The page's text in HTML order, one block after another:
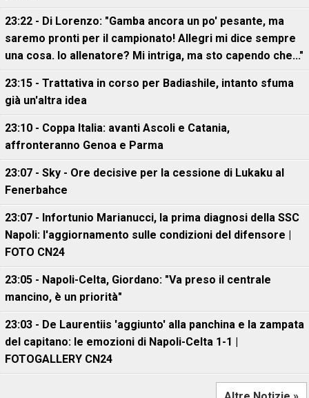
23:22 - Di Lorenzo: "Gamba ancora un po' pesante, ma
saremo pronti per il campionato! Allegri mi dice sempre
una cosa. Io allenatore? Mi intriga, ma sto capendo che..."
23:15 - Trattativa in corso per Badiashile, intanto sfuma
già un'altra idea
23:10 - Coppa Italia: avanti Ascoli e Catania,
affronteranno Genoa e Parma
23:07 - Sky - Ore decisive per la cessione di Lukaku al
Fenerbahce
23:07 - Infortunio Marianucci, la prima diagnosi della SSC
Napoli: l'aggiornamento sulle condizioni del difensore |
FOTO CN24
23:05 - Napoli-Celta, Giordano: "Va preso il centrale
mancino, è un priorità"
23:03 - De Laurentiis 'aggiunto' alla panchina e la zampata
del capitano: le emozioni di Napoli-Celta 1-1 |
FOTOGALLERY CN24